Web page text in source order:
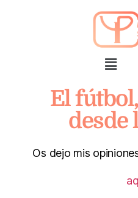
El
desde
Os dejo mis